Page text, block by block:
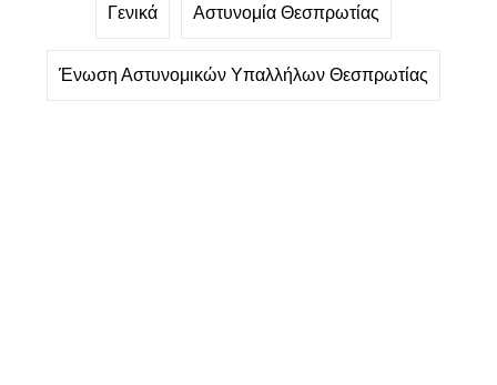
Γενικά Αστυνομία Θεσπρωτίας
Ένωση Αστυνομικών Υπαλλήλων Θεσπρωτίας